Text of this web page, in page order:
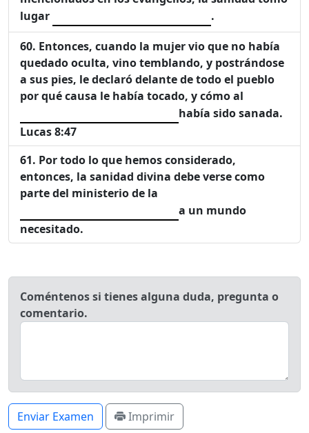
lugar
.
Entonces, cuando la mujer vio que no había
quedado oculta, vino temblando, y postrándose
a sus pies, le declaró delante de todo el pueblo
por qué causa le había tocado, y cómo al
había sido sanada.
Lucas 8:47
Por todo lo que hemos considerado,
entonces, la sanidad divina debe verse como
parte del ministerio de la
a un mundo
necesitado.
Coméntenos si tienes alguna duda, pregunta o
comentario.
Enviar Examen Imprimir